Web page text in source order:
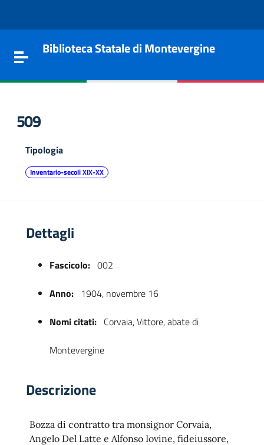
Toggle navigation
Biblioteca Statale di Montevergine
509
Tipologia
Inventario-secoli XIX-XX
Dettagli
Fascicolo: 002
Anno: 1904, novembre 16
Nomi citati: Corvaia, Vittore, abate di
Montevergine
Descrizione
Bozza di contratto tra monsignor Corvaia,
Angelo Del Latte e Alfonso Iovine, fideiussore,